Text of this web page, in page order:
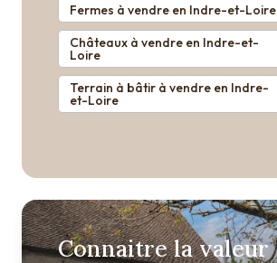
Fermes à vendre en Indre-et-Loire
Châteaux à vendre en Indre-et-
Loire
Terrain à bâtir à vendre en Indre-
et-Loire
Connaitre la valeur